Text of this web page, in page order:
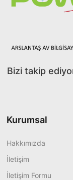
Bizi takip
Kurumsal
Hakkımızda
İletişim
İletişim Formu